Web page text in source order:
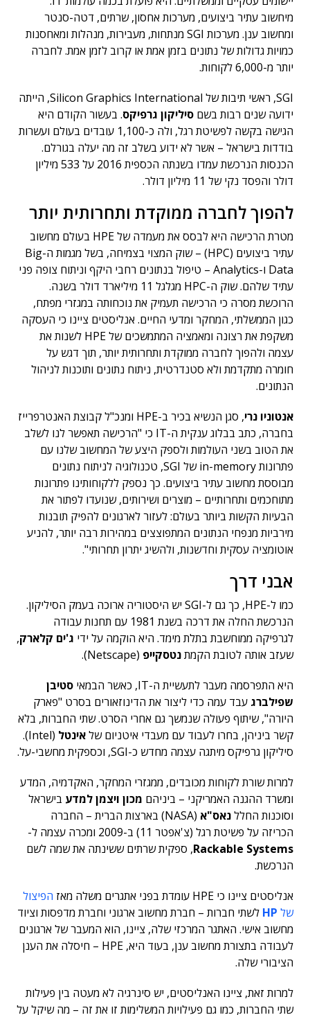
מיחשוב עתיר ביצועים, מערכות אחסון, שרתים, דטה-סנטר
ומחשוב ענן. מערכות SGI מנתחות, מעבירות, מנהלות ומאחסנות
כמויות גדולות של נתונים בזמן אמת או קרוב לזמן אמת. לחברה
יותר מ-6,000 לקוחות.
SGI, ראשי תיבות של Silicon Graphics International, הייתה
ידועה שנים רבות בשם סיליקון גרפיקס. בעשור הקודם היא
הגישה בקשה לפשיטת רגל, ולה כ-1,100 עובדים בעולם ועשרות
בודדות בישראל – אשר לא ידוע בשלב זה מה יעלה בגורלם.
הכנסות הנרכשת עמדו בשנתה הכספית 2016 על 533 מיליון
דולר והפסד נקי של 11 מיליון דולר.
להפוך לחברה ממוקדת ותחרותית יותר
מטרת הרכישה היא לבסס את מעמדה של HPE בעולם מחשוב
עתיר ביצועים (HPC) – שוק המצוי בצמיחה, בשל מגמות ה-Big
Data ו-Analytics – טיפול בנתונים רחבי היקף וניתוח צופה פני
עתיד שלהם. שוק ה-HPC מגלגל 11 מיליארד דולר בשנה.
הרוכשת מסרה כי הרכישה תעמיק את נוכחותה במגזרי מפתח,
כגון הממשלתי, המחקר ומדעי החיים. אנליסטים ציינו כי העסקה
משקפת את רצונה ומאמציה המתמשכים של HPE לשנות את
עצמה ולהפוך לחברה ממוקדת ותחרותית יותר, תוך דגש על
חומרה מתקדמת ולא סטנדרטית, ניתוח נתונים ותוכנות לניהול
הנתונים.
אנטוניו נרי
, סגן הנשיא בכיר ב-HPE ומנכ"ל קבוצת האנטרפרייז
בחברה, כתב בבלוג ענקית ה-IT כי "הרכישה תאפשר לנו לשלב
את הטוב בשני העולמות ולספק היצע של המחשוב שלנו עם
פתרונות in-memory של SGI, טכנולוגיה לניתוח נתונים
מבוססת מחשוב עתיר ביצועים. כך נספק ללקוחותינו פתרונות
מתוחכמים ותחרותיים – מוצרים ושירותים, שנועדו לפתור את
הבעיות הקשות ביותר בעולם: לעזור לארגונים להפיק תובנות
מירביות מנפחי הנתונים המתפוצצים במהירות רבה יותר, להניע
אוטומציה עסקית וחדשנות, ולהשיג יתרון תחרותי".
אבני דרך
כמו ל-HPE, כך גם ל-SGI יש היסטוריה ארוכה בעמק הסיליקון.
הנרכשת החלה את דרכה בשנת 1981 עם תחנות עבודה
לגרפיקה ממוחשבת בתלת מימד. היא הוקמה על ידי ג'ים קלארק,
שעזב אותה לטובת הקמתנטסקייפ (Netscape).
היא התפרסמה מעבר לתעשיית ה-IT, כאשר הבמאי
סטיבן
שפילברג עבד עמה כדי ליצור את הדינוזאורים בסרט "פארק
היורה", שיתוף פעולה שנמשך גם אחרי הסרט. שתי החברות, בלא
קשר ביניהן, בחרו לעבוד עם מעבדי איטניום שלאינטל
(Intel).
סיליקון גרפיקס מיתגה עצמה מחדש כ-SGI, וכספקית מחשבי-על.
למרות שורת לקוחות מכובדים, ממגזרי המחקר, האקדמיה, המדע
ומשרד ההגנה האמריקני – ביניהם מכון ויצמן למדע בישראל
וסוכנות החללנאס"א
(NASA) בארצות הברית – החברה
הכריזה על פשיטת רגל (צ'אפטר 11) ב-2009 ומכרה עצמה ל-
Rackable Systems, ספקית שרתים ששינתה את שמה לשם
הנרכשת.
אנליסטים ציינו כי HPE עומדת בפני אתגרים משלה מאז
הפיצול
של HP לשתי חברות – חברת מחשוב ארגוני וחברת מדפסות וציוד
מחשוב אישי. האתגר המרכזי שלה, ציינו, הוא המעבר של ארגונים
לעבודה בתצורת מחשוב ענן, בעוד היא, HPE – חיסלה את הענן
הציבורי שלה.
למרות זאת, ציינו האנליסטים, יש סינרגיה לא מעטה בין פעילות
שתי החברות, כמו גם פעילויות המשלימות זו את זה – מה שיקל על